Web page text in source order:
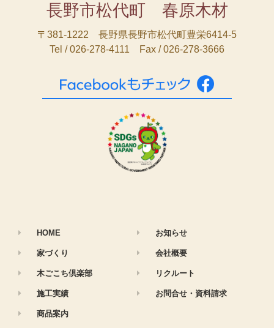
長野市松代町 春原木材
〒381-1222 長野県長野市松代町豊栄6414-5
Tel / 026-278-4111 Fax / 026-278-3666
HOME
家づくり
木ごこち倶楽部
施工実績
商品案内
お知らせ
会社概要
リクルート
お問合せ・資料請求